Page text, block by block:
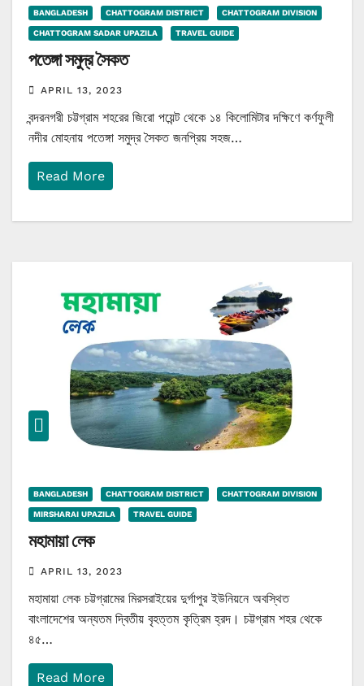
BANGLADESH CHATTOGRAM DISTRICT CHATTOGRAM DIVISION
CHATTOGRAM SADAR UPAZILA TRAVEL GUIDE
পতেঙ্গা সমুদ্র সৈকত
APRIL 13, 2023
বন্দরনগরী চট্টগ্রাম শহরের জিরো পয়েন্ট থেকে ১৪ কিলোমিটার দক্ষিণে কর্ণফুলী
নদীর মোহনায় পতেঙ্গা সমুদ্র সৈকত জনপ্রিয় সহজ…
Read More
BANGLADESH CHATTOGRAM DISTRICT CHATTOGRAM DIVISION
MIRSHARAI UPAZILA TRAVEL GUIDE
মহামায়া লেক
APRIL 13, 2023
মহামায়া লেক চট্টগ্রামের মিরসরাইয়ের দুর্গাপুর ইউনিয়নে অবস্থিত
বাংলাদেশের অন্যতম দ্বিতীয় বৃহত্তম কৃত্রিম হ্রদ। চট্টগ্রাম শহর থেকে
৪৫…
Read More